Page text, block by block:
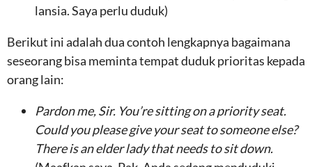
lansia. Saya perlu duduk)
Berikut ini adalah dua contoh lengkapnya bagaimana
seseorang bisa meminta tempat duduk prioritas kepada
orang lain:
Pardon me, Sir. You’re sitting on a priority seat.
Could you please give your seat to someone else?
There is an elder lady that needs to sit down.